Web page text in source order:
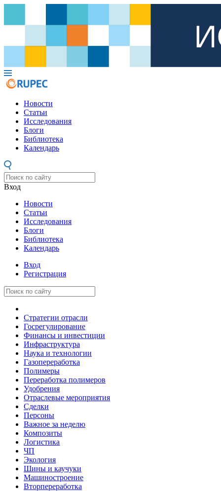
Новости
Статьи
Исследования
Блоги
Библиотека
Календарь
Вход
Новости
Статьи
Исследования
Блоги
Библиотека
Календарь
Вход
Регистрация
Стратегии отрасли
Госрегулирование
Финансы и инвестиции
Инфраструктура
Наука и технологии
Газопереработка
Полимеры
Переработка полимеров
Удобрения
Отраслевые мероприятия
Сделки
Персоны
Важное за неделю
Композиты
Логистика
ЧП
Экология
Шины и каучуки
Машиностроение
Вторпереработка